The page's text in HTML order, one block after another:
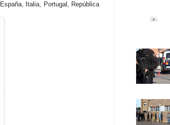
Italia, Portugal, República